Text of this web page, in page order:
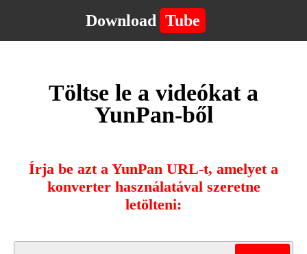
Download Tube
Töltse le a videókat a
YunPan-ből
Írja be azt a YunPan URL-t, amelyet a
konverter használatával szeretne
letölteni: